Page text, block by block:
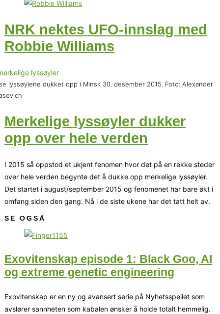
NRK nektes UFO-innslag med
Robbie Williams
lyssøylene dukket opp i Minsk 30. desember 2015. Foto: Alexander
Merkelige lyssøyler dukker
opp over hele verden
I 2015 så oppstod et ukjent fenomen hvor det på en rekke steder
over hele verden begynte det å dukke opp merkelige lyssøyler.
Det startet i august/september 2015 og fenomenet har bare økt i
omfang siden den gang. Nå i de siste ukene har det tatt helt av.
SE OGSÅ
Exovitenskap episode 1: Black Goo, AI
og extreme genetic engineering
Exovitenskap er en ny og avansert serie på Nyhetsspeilet som
avslører sannheten som kabalen ønsker å holde totalt hemmelig.